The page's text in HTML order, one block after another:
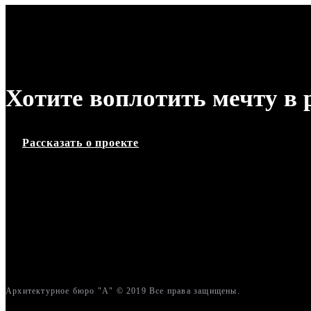
Хотите воплотить мечту в
Рассказать о проекте
Архитектурное бюро "А" © 2019 Все права защищены.